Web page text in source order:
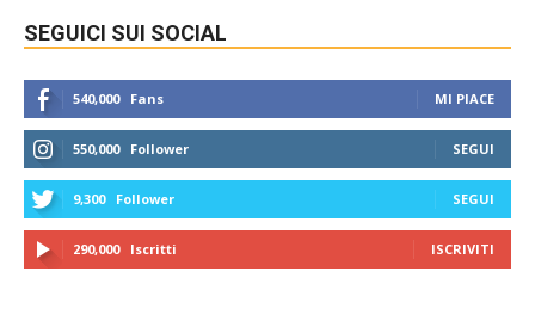
SEGUICI SUI SOCIAL
540,000 Fans MI PIACE
550,000 Follower SEGUI
9,300 Follower SEGUI
290,000 Iscritti ISCRIVITI